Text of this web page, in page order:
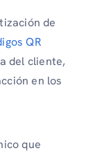
de
QR
del cliente,
en los
que